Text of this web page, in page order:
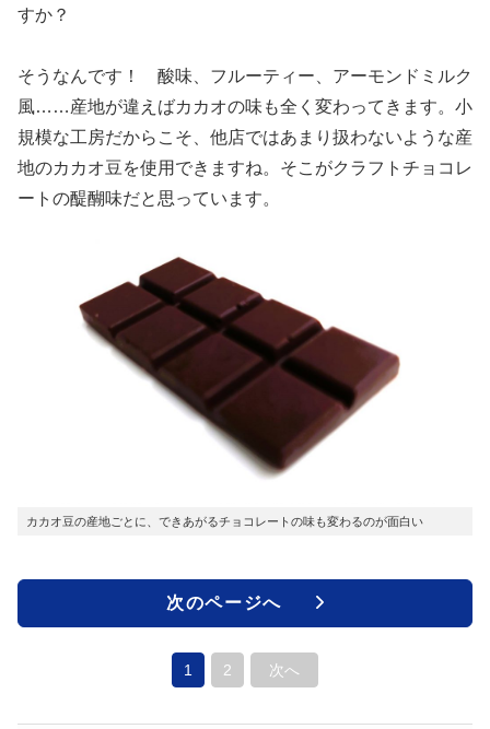
すか？
そうなんです！ 酸味、フルーティー、アーモンドミルク
風……産地が違えばカカオの味も全く変わってきます。小
規模な工房だからこそ、他店ではあまり扱わないような産
地のカカオ豆を使用できますね。そこがクラフトチョコレ
ートの醍醐味だと思っています。
カカオ豆の産地ごとに、できあがるチョコレートの味も変わるのが面白い
次のページへ
1 2 次へ